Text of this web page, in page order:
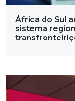
África do Sul
sistema